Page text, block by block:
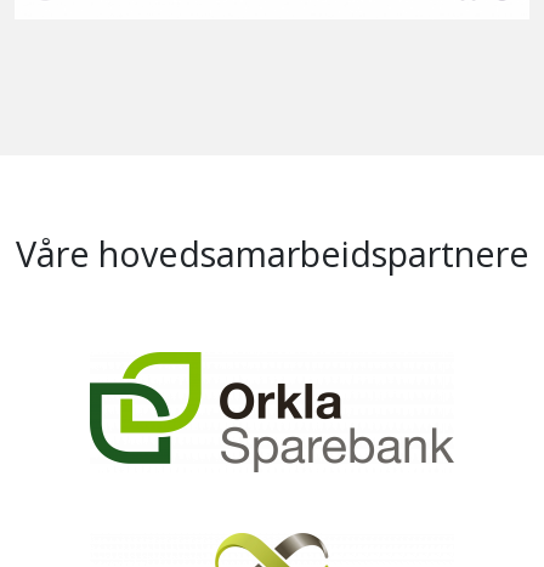
Våre hovedsamarbeidspartnere